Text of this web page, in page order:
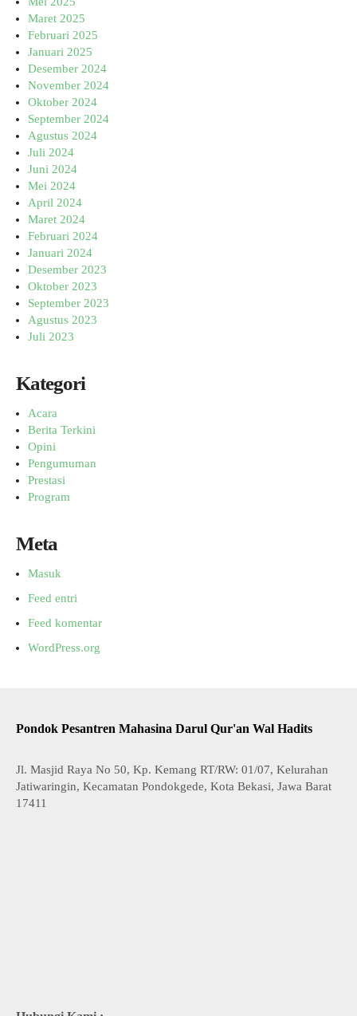
Maret 2025
Februari 2025
Januari 2025
Desember 2024
November 2024
Oktober 2024
September 2024
Agustus 2024
Juli 2024
Juni 2024
Mei 2024
April 2024
Maret 2024
Februari 2024
Januari 2024
Desember 2023
Oktober 2023
September 2023
Agustus 2023
Juli 2023
Kategori
Acara
Berita Terkini
Opini
Pengumuman
Prestasi
Program
Meta
Masuk
Feed entri
Feed komentar
WordPress.org
Pondok Pesantren Mahasina Darul Qur'an Wal Hadits
Jl. Masjid Raya No 50, Kp. Kemang RT/RW: 01/07, Kelurahan
Jatiwaringin, Kecamatan Pondokgede, Kota Bekasi, Jawa Barat
17411